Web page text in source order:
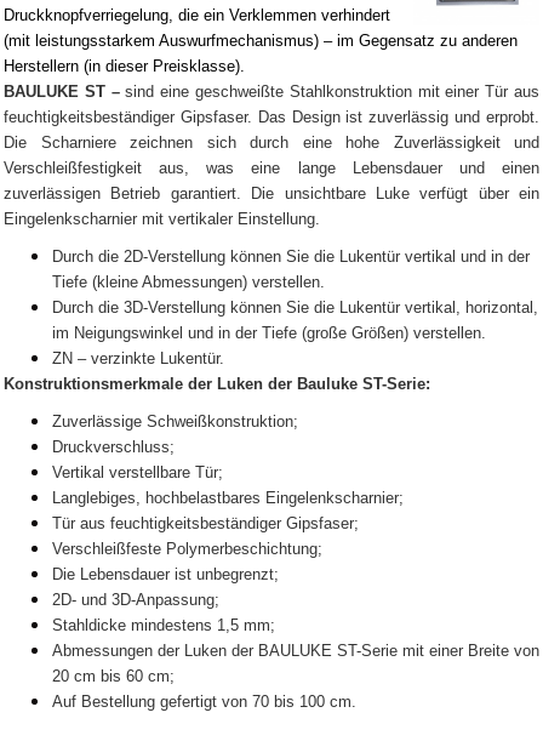
Druckknopfverriegelung, die ein Verklemmen verhindert
(mit leistungsstarkem Auswurfmechanismus) – im Gegensatz zu anderen
Herstellern (in dieser Preisklasse).
BAULUKE ST –sind eine geschweißte Stahlkonstruktion mit einer Tür aus
feuchtigkeitsbeständiger Gipsfaser. Das Design ist zuverlässig und erprobt.
Die Scharniere zeichnen sich durch eine hohe Zuverlässigkeit und
Verschleißfestigkeit aus, was eine lange Lebensdauer und einen
zuverlässigen Betrieb garantiert. Die unsichtbare Luke verfügt über ein
Eingelenkscharnier mit vertikaler Einstellung.
Durch die 2D-Verstellung können Sie die Lukentür vertikal und in der
Tiefe (kleine Abmessungen) verstellen.
Durch die 3D-Verstellung können Sie die Lukentür vertikal, horizontal,
im Neigungswinkel und in der Tiefe (große Größen) verstellen.
ZN – verzinkte Lukentür.
Konstruktionsmerkmale der Luken der Bauluke ST-Serie:
Zuverlässige Schweißkonstruktion;
Druckverschluss;
Vertikal verstellbare Tür;
Langlebiges, hochbelastbares Eingelenkscharnier;
Tür aus feuchtigkeitsbeständiger Gipsfaser;
Verschleißfeste Polymerbeschichtung;
Die Lebensdauer ist unbegrenzt;
2D- und 3D-Anpassung;
Stahldicke mindestens 1,5 mm;
Abmessungen der Luken der BAULUKE ST-Serie mit einer Breite von
20 cm bis 60 cm;
Auf Bestellung gefertigt von 70 bis 100 cm.